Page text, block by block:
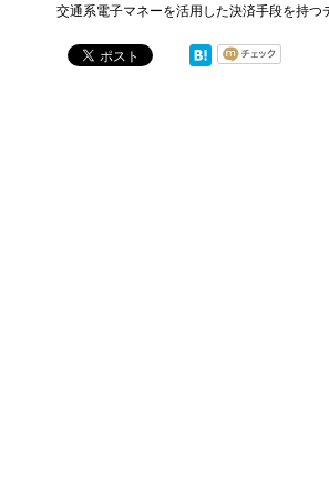
交通系電子マネーを活用した決済手段を持つ